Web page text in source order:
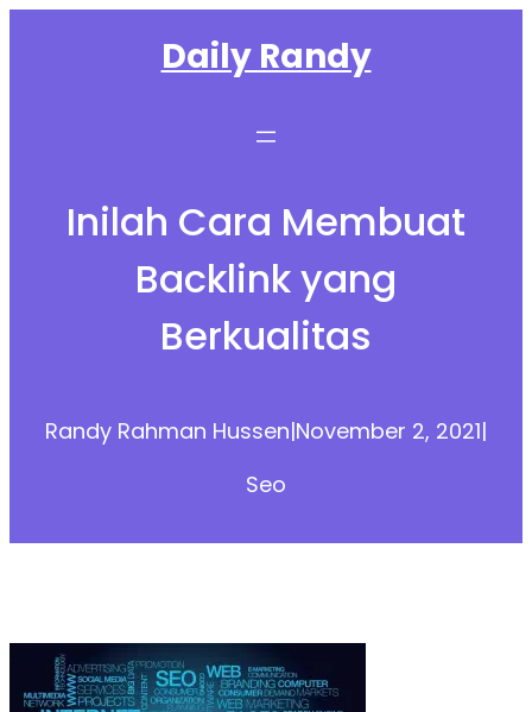
Daily Randy
Inilah Cara Membuat
Backlink yang
Berkualitas
Randy Rahman Hussen|November 2, 2021|
Seo